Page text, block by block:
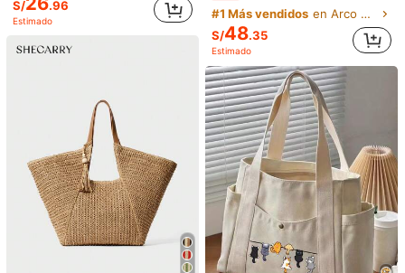
1 pieza Bolsa de lona amarilla con estampado de Snoopy, diseño de gran capacidad, adecuada para viajes, compras y uso diario, regalo ideal para cumpleaños, Día de San Valentín, regreso a la escuela y graduación
S/17.78
S/ .96
Estimado
#1 Más vendidos
en Arco Bolsos De Mano Para Mujer
S/48.35
Estimado